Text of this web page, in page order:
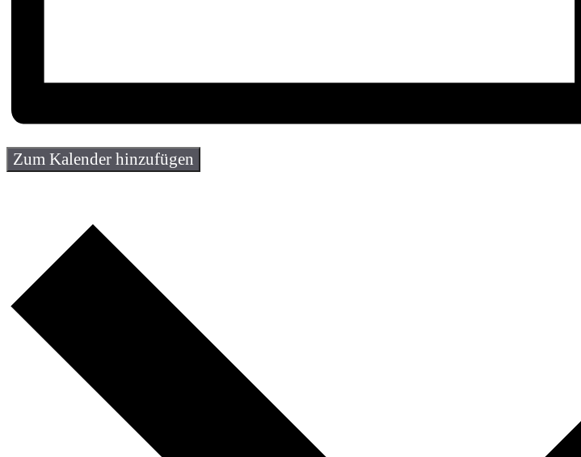
Zum Kalender hinzufügen